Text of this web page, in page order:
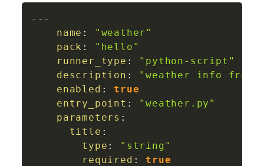
---
name :
"weather"
pack :
"hello"
runner_type :
"python-script"
description :
"weather info from
enabled :
true
entry_point :
"weather.py"
parameters :
title :
type :
"string"
required :
true